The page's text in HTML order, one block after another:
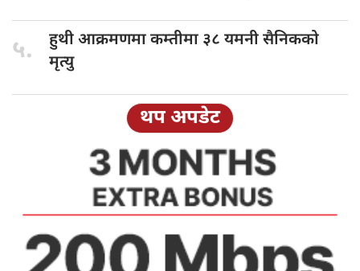
५. हुथी आक्रमणमाकम्तीमा ३८ यमनी सैनिकको
मृत्यु
थप अपडेट